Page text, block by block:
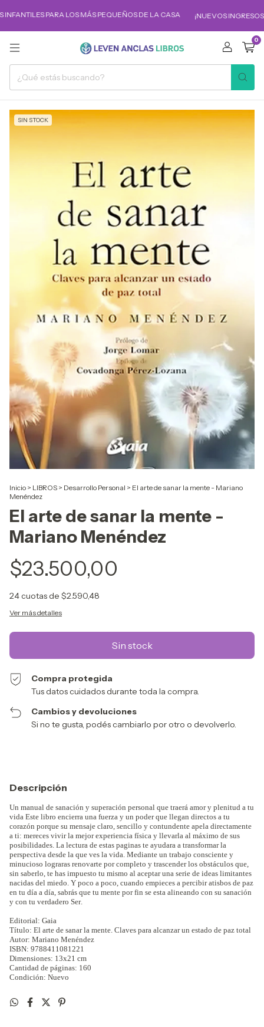
PARA LOS MÁS PEQUEÑOS DE LA CASA ¡NUEVOS INGRESOS!
0
SIN STOCK
Inicio > LIBROS > Desarrollo Personal > El arte de sanar la mente - Mariano
Menéndez
El arte de sanar la mente -
Mariano Menéndez
$23.500,00
24cuotas de $2.590,48
Ver más detalles
Compra protegida
Tus datos cuidados durante toda la compra.
Cambios y devoluciones
Si no te gusta, podés cambiarlo por otro o devolverlo.
Descripción
Un manual de sanación y superación personal que traerá amor y plenitud a tu
vida Este libro encierra una fuerza y un poder que llegan directos a tu
corazón porque su mensaje claro, sencillo y contundente apela directamente
a ti: mereces vivir la mejor experiencia física y llevarla al máximo de sus
posibilidades. La lectura de estas paginas te ayudara a transformar la
perspectiva desde la que ves la vida. Mediante un trabajo consciente y
minucioso lograras renovarte por completo y trascender los obstáculos que,
sin saberlo, te has impuesto tu mismo al aceptar una serie de ideas limitantes
nacidas del miedo. Y poco a poco, cuando empieces a percibir atisbos de paz
en tu día a día, sabrás que tu mente por fin se esta alineando con su sanación
y con tu verdadero Ser.
Editorial: Gaia
Título: El arte de sanar la mente. Claves para alcanzar un estado de paz total
Autor: Mariano Menéndez
ISBN: 9788411081221
Dimensiones: 13x21 cm
Cantidad de páginas: 160
Condición: Nuevo